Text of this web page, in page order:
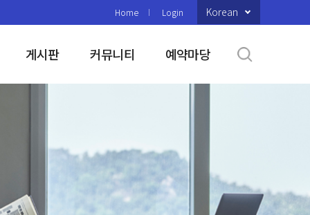
Home Login Korean
게시판 커뮤니티 예약마당